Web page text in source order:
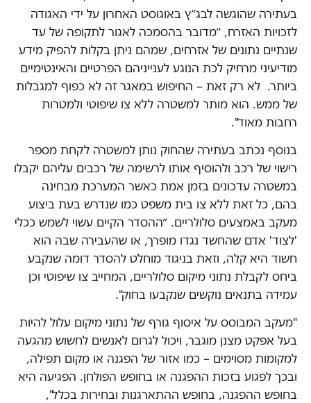
בעתירה שהוגשה לבג״ץ באוגוסט האחרון על ידי האגודה
לזכויות האזרח, ״מדובר בהסמכה לאגור לתקופה של עד
שנתיים נתונים של אזרחים, שמהם ניתן בקלות להפיק מידע
מודיעיני מרחיק לכת הנוגע לענייניהם הפרטיים והאינטימיים
ביותר. לא רק זאת – החיפוש במאגר זה לא כפוף למגבלות
של ממש. הוא מותר למשטרה ללא צו שיפוטי ולמטרות
רחבות מאוד".
בנוסף נכתב בעתירה שהחוק נותן למשטרה לקחת מספר
רישוי של רכב ולהוסיף אותו לרשימה של רכבים עליהם יקבלו
במשטרה עדכונים בזמן אמת כאשר המערכת מבחינה
בהם, כל זאת ללא צו בית משפט כמו שנדרש בעת ביצוע
מעקב באמצעים סלולריים. ״ההסדר הקיים עשוי לשמש ככלי
'לצוד' אדם שהחשד נגדו מופרך, או שהעבירה שבה הוא
חשוד היא קלה, וזאת בניגוד מוחלט להסדר דומה שנקבע
ביחס לקבלת נתוני מיקום סלולריים, המחייב צו שיפוטי וכן
עמידה בתנאים נוקשים שנקבעו בחוק".
"מעקב המבוסס על איסוף גורף של נתוני מיקום עלול להיות
בעל אפקט מצנן מוגבר, ויכול לגרום לאנשים לחשוש מהגעה
למקומות מסוימים – כמו אזור של הפגנה או מקום תפילה,
ובכך לפגוע בזכות ההפגנה או בחופש הפולחן. הפגיעה היא
בחופש ההפגנה, בחופש ההתארגנות ובחירות בכלל",